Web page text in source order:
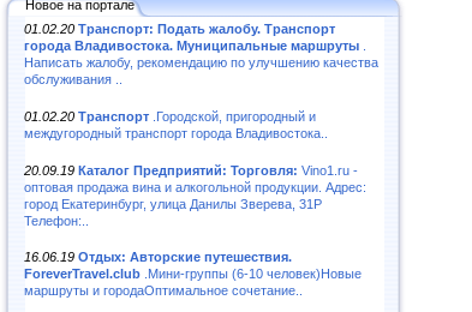
Новое на портале
01.02.20 Транспорт: Подать жалобу. Транспорт
города Владивостока. Муниципальные маршруты
Написать жалобу, рекомендацию по улучшению качества
обслуживания ..
01.02.20 Транспорт .Городской, пригородный и
междугородный транспорт города Владивостока..
20.09.19 Каталог Предприятий: Торговля: Vino1.ru -
оптовая продажа вина и алкогольной продукции. Адрес:
город Екатеринбург, улица Данилы Зверева, 31Р
Телефон:..
16.06.19 Отдых: Авторские путешествия.
ForeverTravel.club .Мини-группы (6-10 человек)Новые
маршруты и городаОптимальное сочетание..